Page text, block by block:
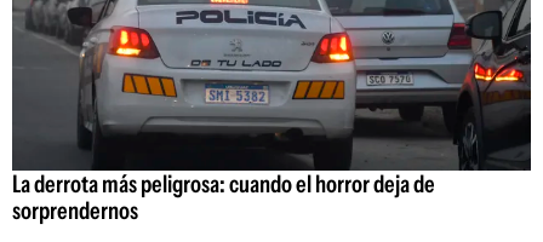
La derrota más peligrosa: cuando el horror deja de
sorprendernos